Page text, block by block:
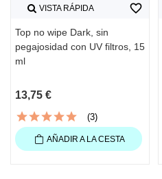
VISTA RÁPIDA
Top no wipe Dark, sin
pegajosidad con UV filtros, 15
ml
13,75 €
(3)
favorite_border
AÑADIR A LA CESTA